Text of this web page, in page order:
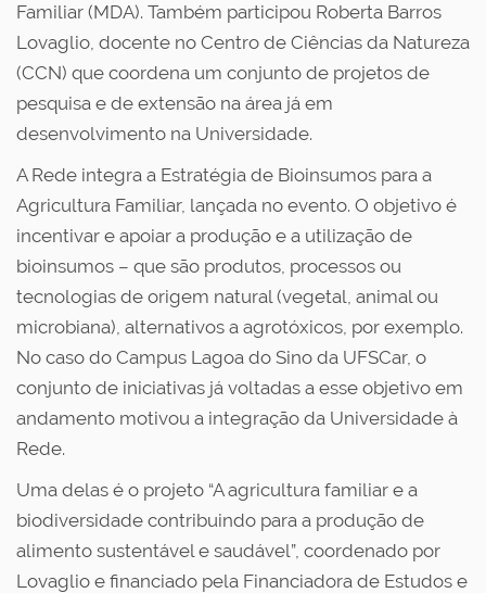
Familiar (MDA). Também participou Roberta Barros
Lovaglio, docente no Centro de Ciências da Natureza
(CCN) que coordena um conjunto de projetos de
pesquisa e de extensão na área já em
desenvolvimento na Universidade.
A Rede integra a Estratégia de Bioinsumos para a
Agricultura Familiar, lançada no evento. O objetivo é
incentivar e apoiar a produção e a utilização de
bioinsumos – que são produtos, processos ou
tecnologias de origem natural (vegetal, animal ou
microbiana), alternativos a agrotóxicos, por exemplo.
No caso do Campus Lagoa do Sino da UFSCar, o
conjunto de iniciativas já voltadas a esse objetivo em
andamento motivou a integração da Universidade à
Rede.
Uma delas é o projeto “A agricultura familiar e a
biodiversidade contribuindo para a produção de
alimento sustentável e saudável”, coordenado por
Lovaglio e financiado pela Financiadora de Estudos e